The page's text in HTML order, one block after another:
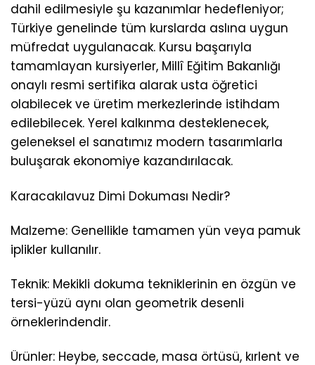
dahil edilmesiyle şu kazanımlar hedefleniyor;
Türkiye genelinde tüm kurslarda aslına uygun
müfredat uygulanacak. Kursu başarıyla
tamamlayan kursiyerler, Millî Eğitim Bakanlığı
onaylı resmi sertifika alarak usta öğretici
olabilecek ve üretim merkezlerinde istihdam
edilebilecek. Yerel kalkınma desteklenecek,
geleneksel el sanatımız modern tasarımlarla
buluşarak ekonomiye kazandırılacak.
Karacakılavuz Dimi Dokuması Nedir?
Malzeme: Genellikle tamamen yün veya pamuk
iplikler kullanılır.
Teknik: Mekikli dokuma tekniklerinin en özgün ve
tersi-yüzü aynı olan geometrik desenli
örneklerindendir.
Ürünler: Heybe, seccade, masa örtüsü, kırlent ve